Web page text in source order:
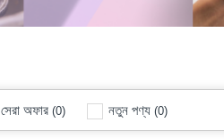
সেরা অফার (0) নতুন পণ্য (0)